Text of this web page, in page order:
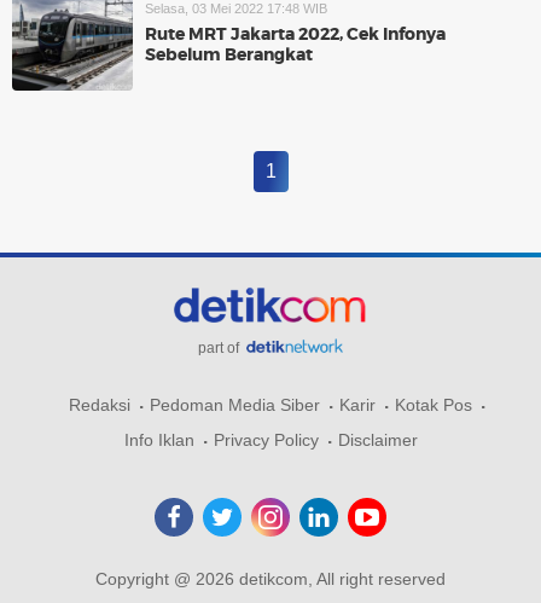
Selasa, 03 Mei 2022 17:48 WIB
Rute MRT Jakarta 2022, Cek Infonya
Sebelum Berangkat
1
part of
Redaksi Pedoman Media Siber Karir
Kotak Pos
Info Iklan
Privacy Policy Disclaimer
Copyright @ 2026 detikcom, All right reserved